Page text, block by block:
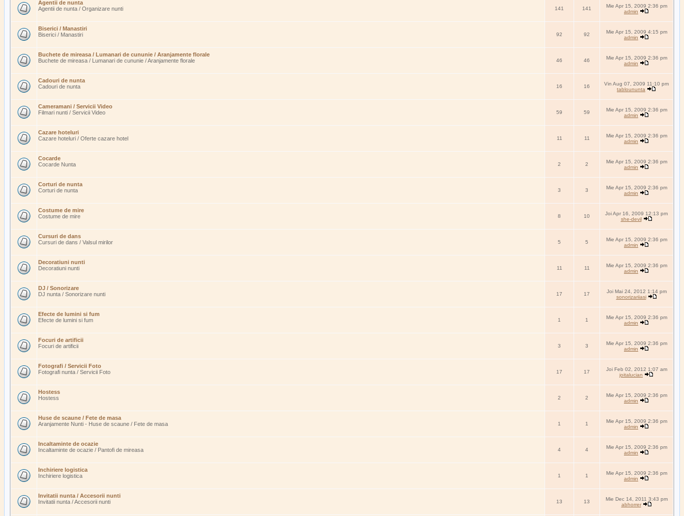
Agentii de nunta
Agentii de nunta / Organizare nunti
141 141
Mie Apr 15, 2009 2:36 pm
admin
Biserici / Manastiri
Biserici / Manastiri
92 92
Mie Apr 15, 2009 4:15 pm
admin
Buchete de mireasa / Lumanari de cununie / Aranjamente florale
Buchete de mireasa / Lumanari de cununie / Aranjamente florale
46 46
Mie Apr 15, 2009 2:36 pm
admin
Cadouri de nunta
Cadouri de nunta
16 16
Vin Aug 07, 2009 11:10 pm
tabloununta
Cameramani / Servicii Video
Filmari nunti / Servicii Video
59 59
Mie Apr 15, 2009 2:36 pm
admin
Cazare hoteluri
Cazare hoteluri / Oferte cazare hotel
11 11
Mie Apr 15, 2009 2:36 pm
admin
Cocarde
Cocarde Nunta
2 2
Mie Apr 15, 2009 2:36 pm
admin
Corturi de nunta
Corturi de nunta
3 3
Mie Apr 15, 2009 2:36 pm
admin
Costume de mire
Costume de mire
8 10
Joi Apr 16, 2009 12:13 pm
she-devil
Cursuri de dans
Cursuri de dans / Valsul mirilor
5 5
Mie Apr 15, 2009 2:36 pm
admin
Decoratiuni nunti
Decoratiuni nunti
11 11
Mie Apr 15, 2009 2:36 pm
admin
DJ / Sonorizare
DJ nunta / Sonorizare nunti
17 17
Joi Mai 24, 2012 1:14 pm
sonorizariiasi
Efecte de lumini si fum
Efecte de lumini si fum
1 1
Mie Apr 15, 2009 2:36 pm
admin
Focuri de artificii
Focuri de artificii
3 3
Mie Apr 15, 2009 2:36 pm
admin
Fotografi / Servicii Foto
Fotografi nunta / Servicii Foto
17 17
Joi Feb 02, 2012 1:07 am
joitalucian
Hostess
Hostess
2 2
Mie Apr 15, 2009 2:36 pm
admin
Huse de scaune / Fete de masa
Aranjamente Nunti - Huse de scaune / Fete de masa
1 1
Mie Apr 15, 2009 2:36 pm
admin
Incaltaminte de ocazie
Incaltaminte de ocazie / Pantofi de mireasa
4 4
Mie Apr 15, 2009 2:36 pm
admin
Inchiriere logistica
Inchiriere logistica
1 1
Mie Apr 15, 2009 2:36 pm
admin
Invitatii nunta / Accesorii nunti
Invitatii nunta / Accesorii nunti
13 13
Mie Dec 14, 2011 3:43 pm
abhorrer